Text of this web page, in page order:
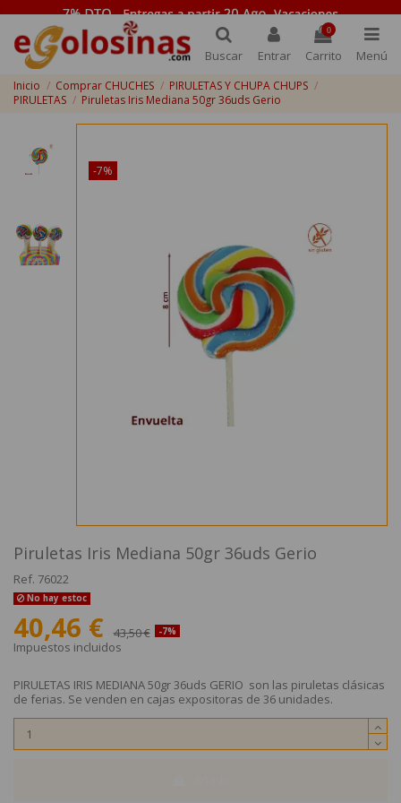
Buscar Entrar
0
Carrito Menú
Inicio Comprar CHUCHES
PIRULETAS Y CHUPA CHUPS
PIRULETAS
Piruletas Iris Mediana 50gr 36uds Gerio
-7%
Piruletas Iris Mediana 50gr 36uds Gerio
Ref. 76022
No hay estoc
40,46 € 43,50 € -7%
Impuestos incluidos
PIRULETAS IRIS MEDIANA 50gr 36uds GERIO son las piruletas clásicas
de ferias. Se venden en cajas expositoras de 36 unidades.